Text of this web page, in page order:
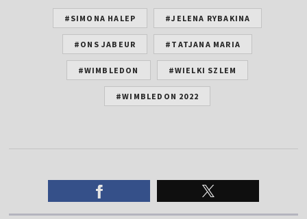
#SIMONA HALEP #JELENA RYBAKINA
#ONS JABEUR #TATJANA MARIA
#WIMBLEDON #WIELKI SZLEM
#WIMBLEDON 2022